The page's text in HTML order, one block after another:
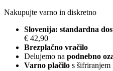
Nakupujte varno in diskretno
Slovenija: standardna
€ 42,90
Brezplačno vračilo
Delujemo na podnebno
Varno plačilo s šifriranjem